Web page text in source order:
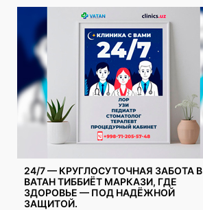
24/7 — КРУГЛОСУТОЧНАЯ ЗАБОТА В
ВАТАН ТИББИЁТ МАРКАЗИ, ГДЕ
ЗДОРОВЬЕ — ПОД НАДЁЖНОЙ
ЗАЩИТОЙ.